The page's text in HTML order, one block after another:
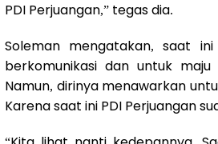
PDI Perjuangan,” tegas dia.
Soleman mengatakan, saat
berkomunikasi dan untuk
Namun, dirinya menawarkan
Karena saat ini PDI Perjuangan